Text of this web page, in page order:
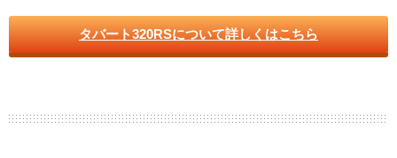
タバート320RSについて詳しくはこちら